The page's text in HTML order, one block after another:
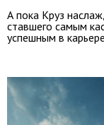
А пока Круз
ставшего самым
успешным в